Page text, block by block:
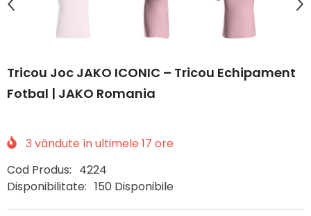
Tricou Joc JAKO ICONIC – Tricou Echipament
Fotbal | JAKO Romania
3 vândute în ultimele 17 ore
Cod Produs: 4224
Disponibilitate: 150 Disponibile